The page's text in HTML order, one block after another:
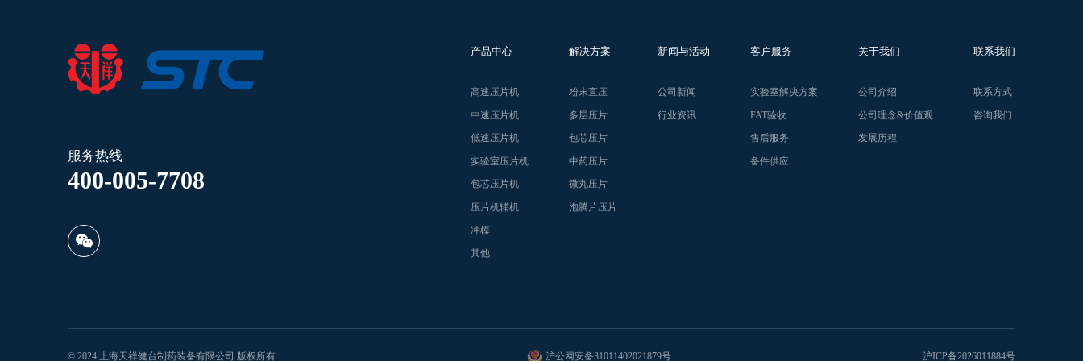
服务热线
400-005-7708
产品中心
高速压片机
中速压片机
低速压片机
实验室压片机
包芯压片机
压片机辅机
冲模
其他
解决方案
粉末直压
多层压片
包芯压片
中药压片
微丸压片
泡腾片压片
新闻与活动
公司新闻
行业资讯
客户服务
实验室解决方案
FAT验收
售后服务
备件供应
关于我们
公司介绍
公司理念&价值观
发展历程
联系我们
联系方式
咨询我们
© 2024 上海天祥健台制药装备有限公司 版权所有 沪公网安备31011402021879号 沪ICP备2026011884号